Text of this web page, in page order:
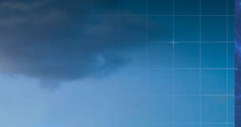
las Drogas
Humanos
Películas Introductorias
Servicios Iniciales
Los Componentes
Soluciones para un
Ayudas para
La Integridad y la